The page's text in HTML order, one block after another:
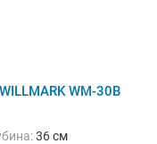
WM-30B
36 см